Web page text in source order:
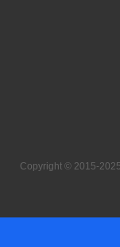
Copyright © 2015-